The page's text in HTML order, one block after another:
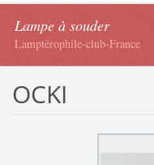
Lampe à souder
Lamptérophile-club-France
OCKI